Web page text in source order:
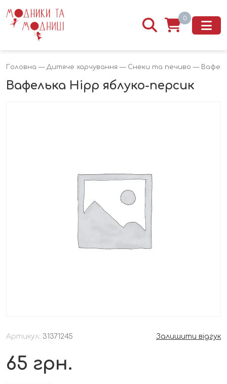
0
Головна — Дитяче харчування — Снеки та печиво —
Вафелька Hipp яблуко-персик
Артикул: 31371245 Залишити відгук
65 грн.